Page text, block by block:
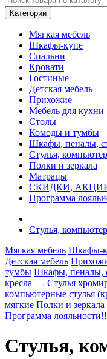
Категории
Мягкая мебель
Шкафы-купе
Спальни
Кровати
Гостиные
Детская мебель
Прихожие
Мебель для кухни
Столы
Комоды и тумбы
Шкафы, пеналы,
Стулья,
Полки и зеркала
Матрацы
СКИДКИ,
Программа
Стулья,
Мягкая мебель Шкафы-
Детская мебель
тумбы Шкафы, пеналы,
кресла
- Стулья
компьютерные стулья
мягкие Полки и зеркала
Программа
Стулья,